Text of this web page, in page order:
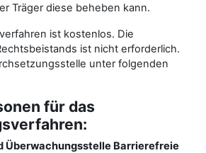
Träger diese beheben kann.
ist kostenlos. Die
ist nicht erforderlich.
unter folgenden
für das
Überwachungsstelle Barrierefreie